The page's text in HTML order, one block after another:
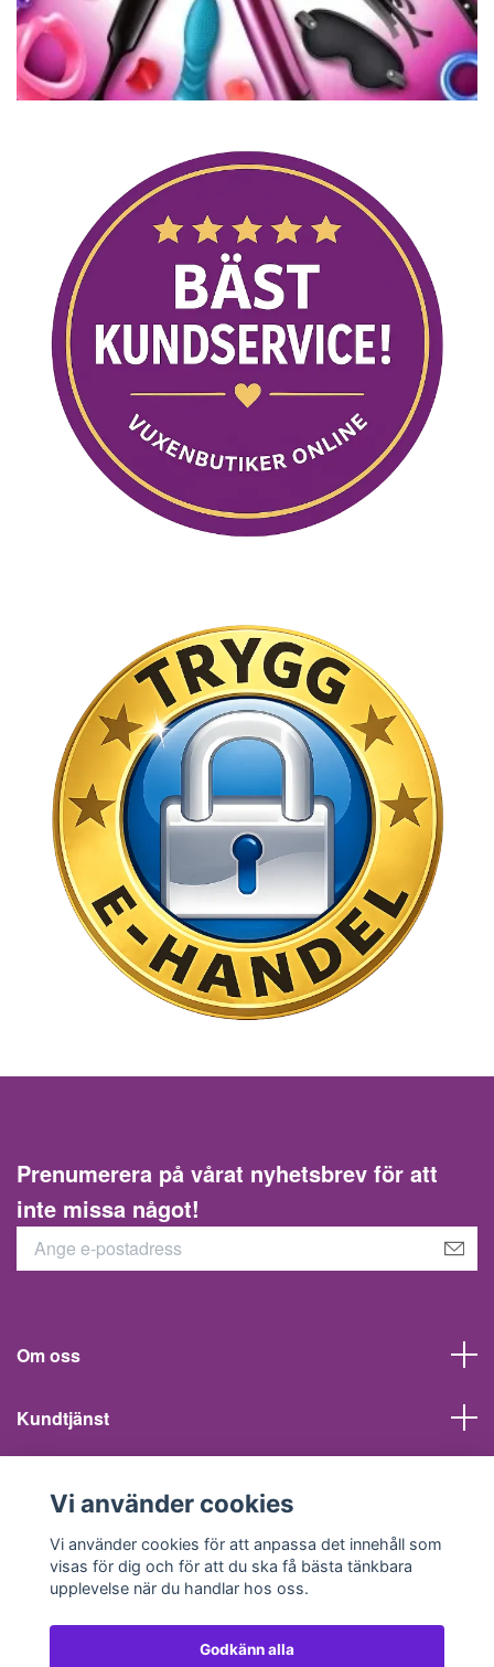
Prenumerera på vårat nyhetsbrev för att
inte missa något!
Om oss
Kundtjänst
Sociala medier
Vi använder cookies
Vi använder cookies för att anpassa det innehåll som
visas för dig och för att du ska få bästa tänkbara
upplevelse när du handlar hos oss.
Godkänn alla